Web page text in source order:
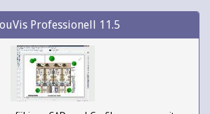
Professionell 11.5